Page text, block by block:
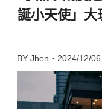
誕小天使」大
BY Jhen・2024/12/06